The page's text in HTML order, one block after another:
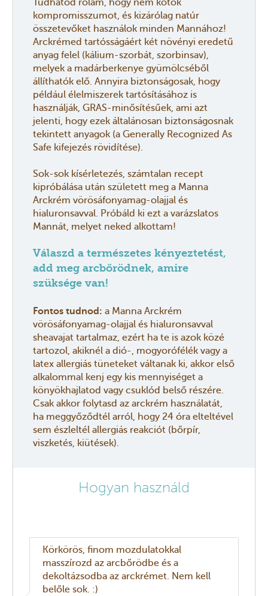
kompromisszumot, és kizárólag natúr
összetevőket használok minden Mannához!
Arckrémed tartósságáért két növényi eredetű
anyag felel (kálium-szorbát, szorbinsav),
melyek a madárberkenye gyümölcséből
állíthatók elő. Annyira biztonságosak, hogy
például élelmiszerek tartósításához is
használják, GRAS-minősítésűek, ami azt
jelenti, hogy ezek általánosan biztonságosnak
tekintett anyagok (a Generally Recognized As
Safe kifejezés rövidítése).
Sok-sok kísérletezés, számtalan recept
kipróbálása után született meg a Manna
Arckrém vörösáfonyamag-olajjal és
hialuronsavval. Próbáld ki ezt a varázslatos
Mannát, melyet neked alkottam!
Válaszd a természetes kényeztetést,
add meg arcbőrödnek, amire
szüksége van!
Fontos tudnod: a Manna Arckrém
vörösáfonyamag-olajjal és hialuronsavval
sheavajat tartalmaz, ezért ha te is azok közé
tartozol, akiknél a dió-, mogyorófélék vagy a
latex allergiás tüneteket váltanak ki, akkor első
alkalommal kenj egy kis mennyiséget a
könyökhajlatod vagy csuklód belső részére.
Csak akkor folytasd az arckrém használatát,
ha meggyőződtél arról, hogy 24 óra elteltével
sem észleltél allergiás reakciót (bőrpír,
viszketés, kiütések).
Hogyan használd
Körkörös, finom mozdulatokkal
masszírozd az arcbőrödbe és a
dekoltázsodba az arckrémet. Nem kell
belőle sok. :)